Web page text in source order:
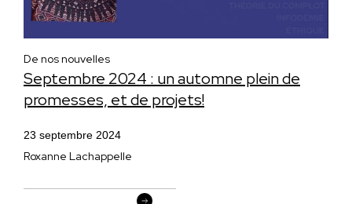
Septembre 2024 : un automne plein de
promesses, et de projets!
23 septembre 2024
Roxanne Lachappelle
De nos nouvelles